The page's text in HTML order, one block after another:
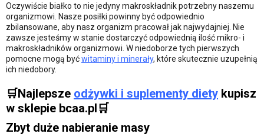
Oczywiście białko to nie jedyny makroskładnik potrzebny naszemu
organizmowi. Nasze posiłki powinny być odpowiednio
zbilansowane, aby nasz organizm pracował jak najwydajniej. Nie
zawsze jesteśmy w stanie dostarczyć odpowiednią ilość mikro- i
makroskładników organizmowi. W niedoborze tych pierwszych
pomocne mogą byćwitaminy i minerały, które skutecznie uzupełnią
ich niedobory.
🛒Najlepsze odżywki i suplementy diety kupisz
w sklepie bcaa.pl🛒
Zbyt duże nabieranie masy